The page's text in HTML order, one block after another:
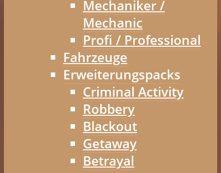
Mechaniker /
Mechanic
Profi / Professional
Fahrzeuge
Erweiterungspacks
Criminal Activity
Robbery
Blackout
Getaway
Betrayal